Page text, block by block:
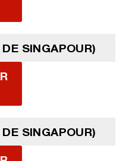
SINGAPOUR)
SINGAPOUR)